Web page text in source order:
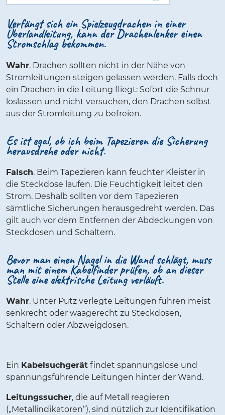
Verfängt sich ein Spielzeugdrachen in einer
Überlandleitung, kann der Drachenlenker einen
Stromschlag bekommen.
Wahr. Drachen sollten nicht in der Nähe von
Stromleitungen steigen gelassen werden. Falls doch
ein Drachen in die Leitung fliegt: Sofort die Schnur
loslassen und nicht versuchen, den Drachen selbst
aus der Stromleitung zu befreien.
Es ist egal, ob ich beim Tapezieren die Sicherung
herausdrehe oder nicht.
Falsch. Beim Tapezieren kann feuchter Kleister in
die Steckdose laufen. Die Feuchtigkeit leitet den
Strom. Deshalb sollten vor dem Tapezieren
sämtliche Sicherungen herausgedreht werden. Das
gilt auch vor dem Entfernen der Abdeckungen von
Steckdosen und Schaltern.
Bevor man einen Nagel in die Wand schlägt, muss
man mit einem Kabelfinder prüfen, ob an dieser
Stelle eine elektrische Leitung verläuft.
Wahr. Unter Putz verlegte Leitungen führen meist
senkrecht oder waagerecht zu Steckdosen,
Schaltern oder Abzweigdosen.
Ein Kabelsuchgerät findet spannungslose und
spannungsführende Leitungen hinter der Wand.
Leitungssucher, die auf Metall reagieren
(„Metallindikatoren“), sind nützlich zur Identifikation